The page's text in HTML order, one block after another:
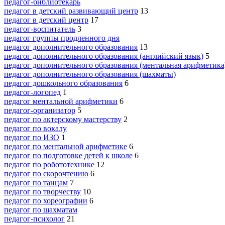
педагог в детский развивающий центр 13
педагог в детский центр 17
педагог-воспитатель 3
педагог группы продленного дня
педагог дополнительного образования 13
педагог дополнительного образования (английский язык) 5
педагог дополнительного образования (ментальная
педагог дополнительного образования (шахматы)
педагог дошкольного образования 6
педагог-логопед 1
педагог ментальной арифметики 6
педагог-организатор 5
педагог по актерскому мастерству 2
педагог по вокалу
педагог по ИЗО 1
педагог по ментальной арифметике 6
педагог по подготовке детей к школе 6
педагог по робототехнике 12
педагог по скорочтению 6
педагог по танцам 7
педагог по творчеству 10
педагог по хореографии 6
педагог по шахматам
педагог-психолог 21